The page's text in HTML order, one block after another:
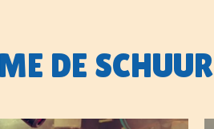
DE SCHUUR